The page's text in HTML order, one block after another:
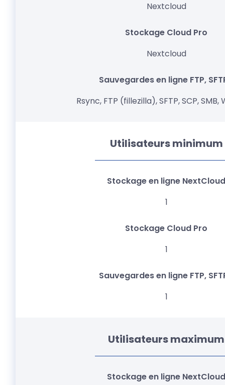
Nextcloud
Nextcloud
Rsync, FTP (fillezilla), SFTP, SCP, SMB,
Utilisateurs minimum
1
1
1
Utilisateurs maximum